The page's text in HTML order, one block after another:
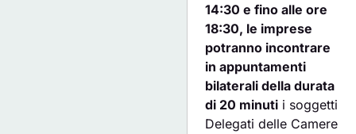
14:30 e fino alle ore
18:30, le imprese
potranno incontrare
in appuntamenti
bilaterali della durata
di 20 minuti i soggetti
Delegati delle Camere